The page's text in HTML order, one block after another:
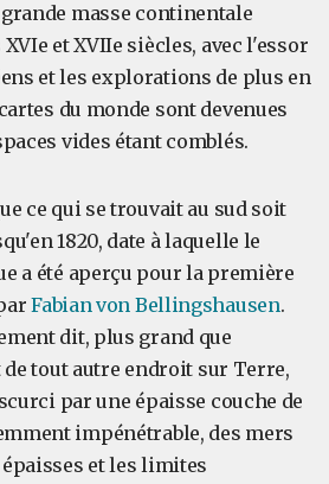
masse continentale
et XVIIe siècles, avec l'essor
et les explorations de plus en
du monde sont devenues
vides étant comblés.
ce qui se trouvait au sud soit
1820, date à laquelle le
a été aperçu pour la première
Fabian von Bellingshausen.
dit, plus grand que
tout autre endroit sur Terre,
par une épaisse couche de
impénétrable, des mers
et les limites